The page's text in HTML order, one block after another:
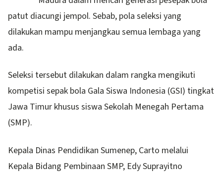
patut diacungi jempol. Sebab, pola seleksi yang
dilakukan mampu menjangkau semua lembaga yang
ada.
Seleksi tersebut dilakukan dalam rangka mengikuti
kompetisi sepak bola Gala Siswa Indonesia (GSI) tingkat
Jawa Timur khusus siswa Sekolah Menegah Pertama
(SMP).
Kepala Dinas Pendidikan Sumenep, Carto melalui
Kepala Bidang Pembinaan SMP, Edy Suprayitno